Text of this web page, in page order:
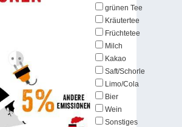
grünen Tee
Kräutertee
Früchtetee
Milch
Kakao
Saft/Schorle
Limo/Cola
Bier
Wein
Sonstiges